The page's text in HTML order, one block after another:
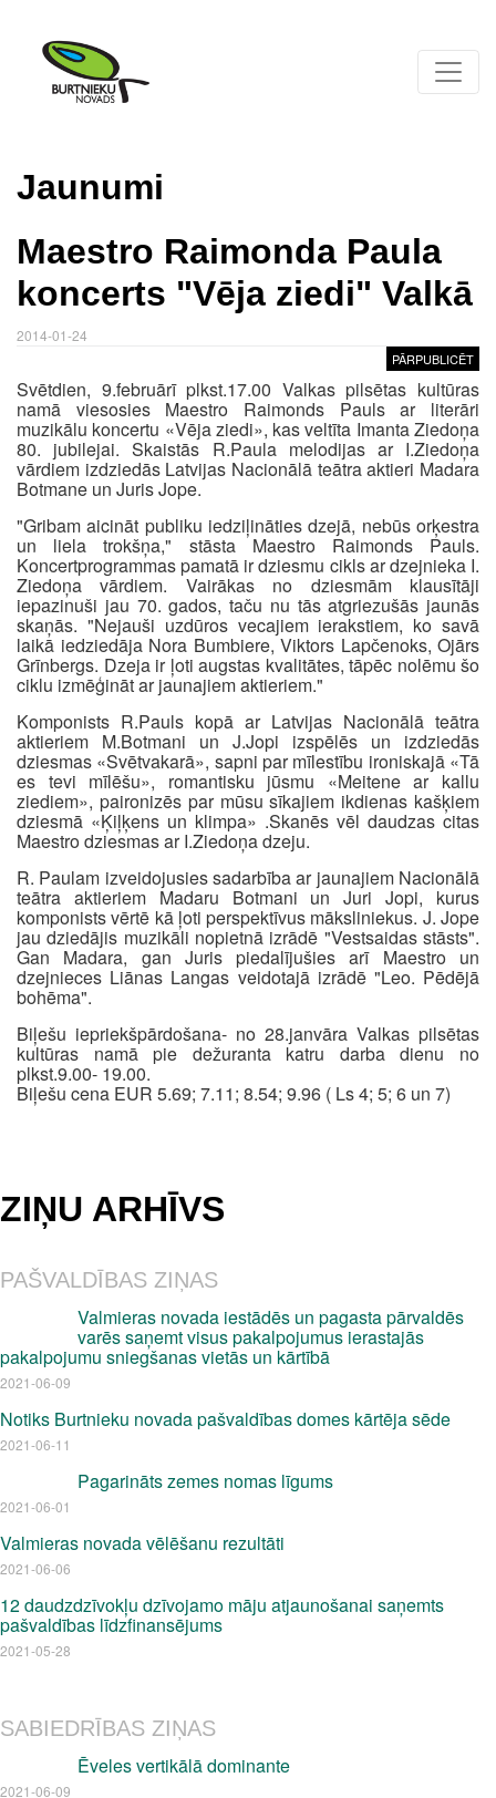
Jaunumi
Maestro Raimonda Paula
koncerts "Vēja ziedi" Valkā
2014-01-24
PĀRPUBLICĒT
Svētdien, 9.februārī plkst.17.00 Valkas pilsētas kultūras
namā viesosies Maestro Raimonds Pauls ar literāri
muzikālu koncertu «Vēja ziedi», kas veltīta Imanta Ziedoņa
80. jubilejai. Skaistās R.Paula melodijas ar I.Ziedoņa
vārdiem izdziedās Latvijas Nacionālā teātra aktieri Madara
Botmane un Juris Jope.
"Gribam aicināt publiku iedziļināties dzejā, nebūs orķestra
un liela trokšņa," stāsta Maestro Raimonds Pauls.
Koncertprogrammas pamatā ir dziesmu cikls ar dzejnieka I.
Ziedoņa vārdiem. Vairākas no dziesmām klausītāji
iepazinuši jau 70. gados, taču nu tās atgriezušās jaunās
skaņās. "Nejauši uzdūros vecajiem ierakstiem, ko savā
laikā iedziedāja Nora Bumbiere, Viktors Lapčenoks, Ojārs
Grīnbergs. Dzeja ir ļoti augstas kvalitātes, tāpēc nolēmu šo
ciklu izmēģināt ar jaunajiem aktieriem."
Komponists R.Pauls kopā ar Latvijas Nacionālā teātra
aktieriem M.Botmani un J.Jopi izspēlēs un izdziedās
dziesmas «Svētvakarā», sapni par mīlestību ironiskajā «Tā
es tevi mīlēšu», romantisku jūsmu «Meitene ar kallu
ziediem», paironizēs par mūsu sīkajiem ikdienas kašķiem
dziesmā «Ķiļķens un klimpa» .Skanēs vēl daudzas citas
Maestro dziesmas ar I.Ziedoņa dzeju.
R. Paulam izveidojusies sadarbība ar jaunajiem Nacionālā
teātra aktieriem Madaru Botmani un Juri Jopi, kurus
komponists vērtē kā ļoti perspektīvus māksliniekus. J. Jope
jau dziedājis muzikāli nopietnā izrādē "Vestsaidas stāsts".
Gan Madara, gan Juris piedalījušies arī Maestro un
dzejnieces Liānas Langas veidotajā izrādē "Leo. Pēdējā
bohēma".
Biļešu iepriekšpārdošana- no 28.janvāra Valkas pilsētas
kultūras namā pie dežuranta katru darba dienu no
plkst.9.00- 19.00.
Biļešu cena EUR 5.69; 7.11; 8.54; 9.96 ( Ls 4; 5; 6 un 7)
ZIŅU ARHĪVS
PAŠVALDĪBAS ZIŅAS
Valmieras novada iestādēs un pagasta pārvaldēs
varēs saņemt visus pakalpojumus ierastajās
pakalpojumu sniegšanas vietās un kārtībā
2021-06-09
Notiks Burtnieku novada pašvaldības domes kārtēja sēde
2021-06-11
Pagarināts zemes nomas līgums
2021-06-01
Valmieras novada vēlēšanu rezultāti
2021-06-06
12 daudzdzīvokļu dzīvojamo māju atjaunošanai saņemts
pašvaldības līdzfinansējums
2021-05-28
SABIEDRĪBAS ZIŅAS
Ēveles vertikālā dominante
2021-06-09